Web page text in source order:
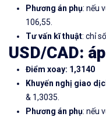
Phương án phụ: nếu
106,55.
Tư vấn kĩ thuật: chỉ
USD/CAD:
Điểm xoay: 1,3140
Khuyến nghị giao
& 1,3035.
Phương án phụ: nếu